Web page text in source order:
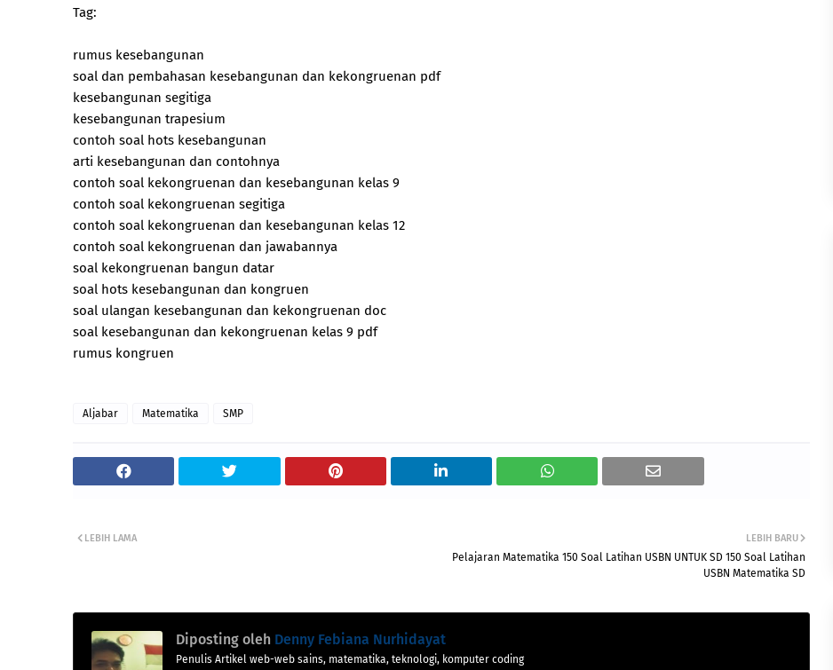
Tag:
rumus kesebangunan
soal dan pembahasan kesebangunan dan kekongruenan pdf
kesebangunan segitiga
kesebangunan trapesium
contoh soal hots kesebangunan
arti kesebangunan dan contohnya
contoh soal kekongruenan dan kesebangunan kelas 9
contoh soal kekongruenan segitiga
contoh soal kekongruenan dan kesebangunan kelas 12
contoh soal kekongruenan dan jawabannya
soal kekongruenan bangun datar
soal hots kesebangunan dan kongruen
soal ulangan kesebangunan dan kekongruenan doc
soal kesebangunan dan kekongruenan kelas 9 pdf
rumus kongruen
Aljabar Matematika SMP
LEBIH BARU
Pelajaran Matematika 150 Soal Latihan USBN UNTUK SD 150 Soal Latihan
USBN Matematika SD
LEBIH LAMA
Diposting oleh Denny Febiana Nurhidayat
Penulis Artikel web-web sains, matematika, teknologi, komputer coding